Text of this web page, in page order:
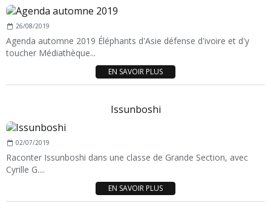
26/08/2019
Agenda automne 2019 Éléphants d'Asie défense d'ivoire et d'y
toucher Médiathèque...
EN SAVOIR PLUS
Issunboshi
02/07/2019
Raconter Issunboshi dans une classe de Grande Section, avec
Cyrille G....
EN SAVOIR PLUS